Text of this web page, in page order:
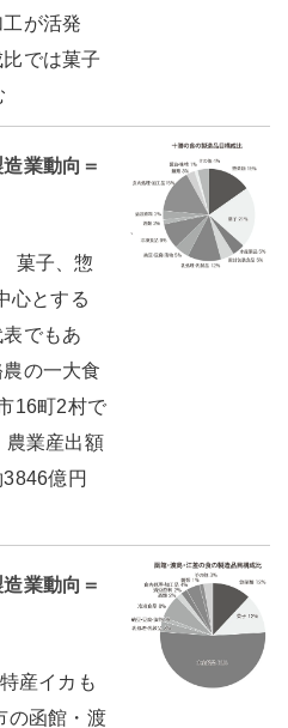
が活発
では菓子
業動向＝
菓子、惣
心とする
でもあ
の一大食
16町2村で
農業産出額
億円
業動向＝
産イカも
函館・渡